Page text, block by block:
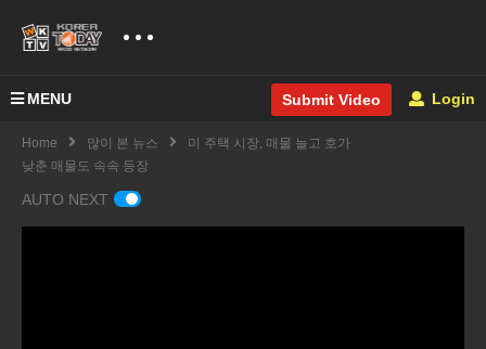
MENU Submit Video Login
Home 많이 본 뉴스
미 주택 시장, 매물 늘고 호가
낮춘 매물도 속속 등장
AUTO NEXT